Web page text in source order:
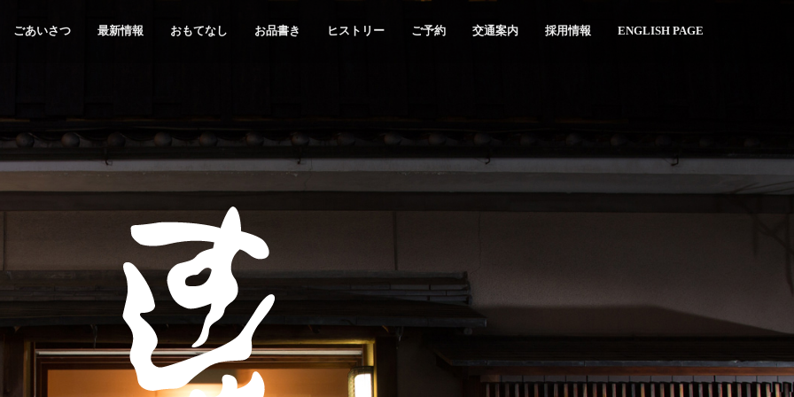
ごあいさつ 最新情報 おもてなし お品書き ヒストリー ご予約 交通案内 採用情報 ENGLISH PAGE